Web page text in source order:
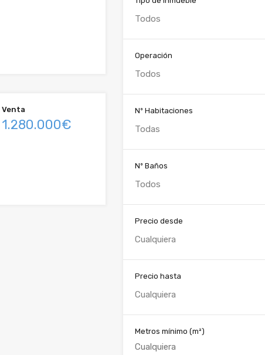
Venta
1.280.000€
Todos
Operación
Todos
Nº Habitaciones
Todas
Nº Baños
Todos
Precio desde
Cualquiera
Precio hasta
Cualquiera
Metros mínimo (m²)